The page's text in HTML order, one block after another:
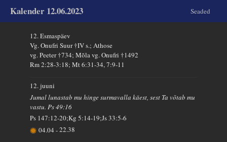
Kalender 12.06.2023 Seaded
12. Esmaspäev
Vg. Onufri Suur †IV s.; Athose
vg. Peeter †734; Mõla vg. Onufri †1492
Rm 2:28-3:18; Mt 6:31-34, 7:9-11
12. juuni
Jumal lunastab mu hinge surmavalla käest, sest Ta võtab mu
vastu. Ps 49:16
Ps 147:12-20;Kg 5:14-19;Js 33:5-6
04.04-22.38